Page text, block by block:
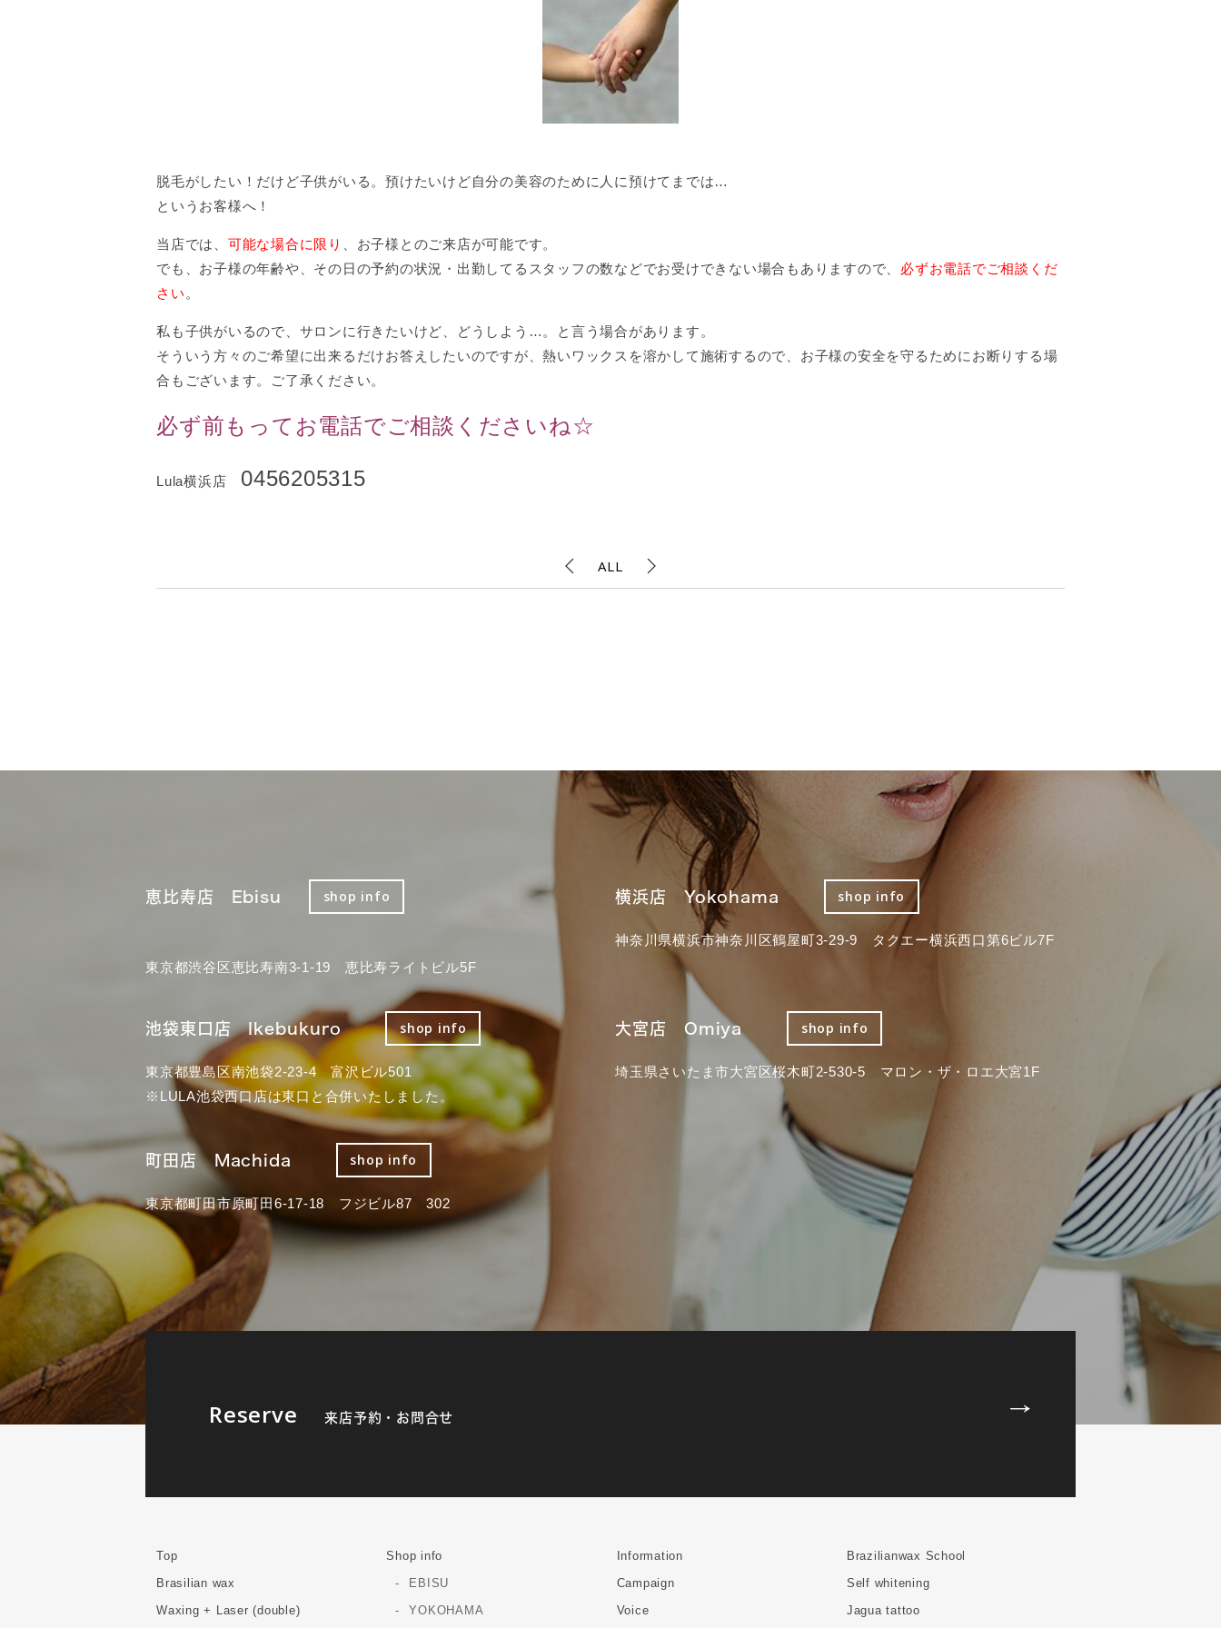
脱毛がしたい！だけど子供がいる。預けたいけど自分の美容のために人に預けてまでは…
というお客様へ！
当店では、 可能な場合に限り
、お子様とのご来店が可能です。
でも、お子様の年齢や、その日の予約の状況・出勤してるスタッフの数などでお受けできない場合もありますので、 必ずお電話でご相談くだ
さい 。
私も子供がいるので、サロンに行きたいけど、どうしよう…。と言う場合があります。
そういう方々のご希望に出来るだけお答えしたいのですが、熱いワックスを溶かして施術するので、お子様の安全を守るためにお断りする場
合もございます。ご了承ください。
必ず前もってお電話でご相談くださいね☆
Lula横浜店 0456205315
ALL
恵比寿店 Ebisu shop info
東京都渋谷区恵比寿南3-1-19 恵比寿ライトビル5F
横浜店 Yokohama shop info
神奈川県横浜市神奈川区鶴屋町3-29-9 タクエー横浜西口第6ビル7F
池袋東口店 Ikebukuro shop info
東京都豊島区南池袋2-23-4 富沢ビル501
※LULA池袋西口店は東口と合併いたしました。
大宮店 Omiya shop info
埼玉県さいたま市大宮区桜木町2-530-5 マロン・ザ・ロエ大宮1F
町田店 Machida shop info
東京都町田市原町田6-17-18 フジビル87 302
Reserve 来店予約・お問合せ
Top
Brasilian wax
Waxing + Laser (double)
Shop info
EBISU
YOKOHAMA
Information
Campaign
Voice
Brazilianwax School
Self whitening
Jagua tattoo